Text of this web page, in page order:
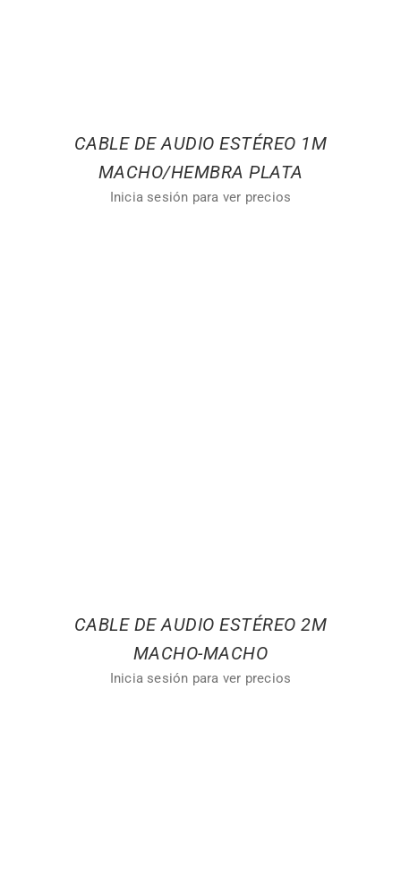
CABLE DE AUDIO ESTÉREO 1M
MACHO/HEMBRA PLATA
Inicia sesión para ver precios
CABLE DE AUDIO ESTÉREO 2M
MACHO-MACHO
Inicia sesión para ver precios